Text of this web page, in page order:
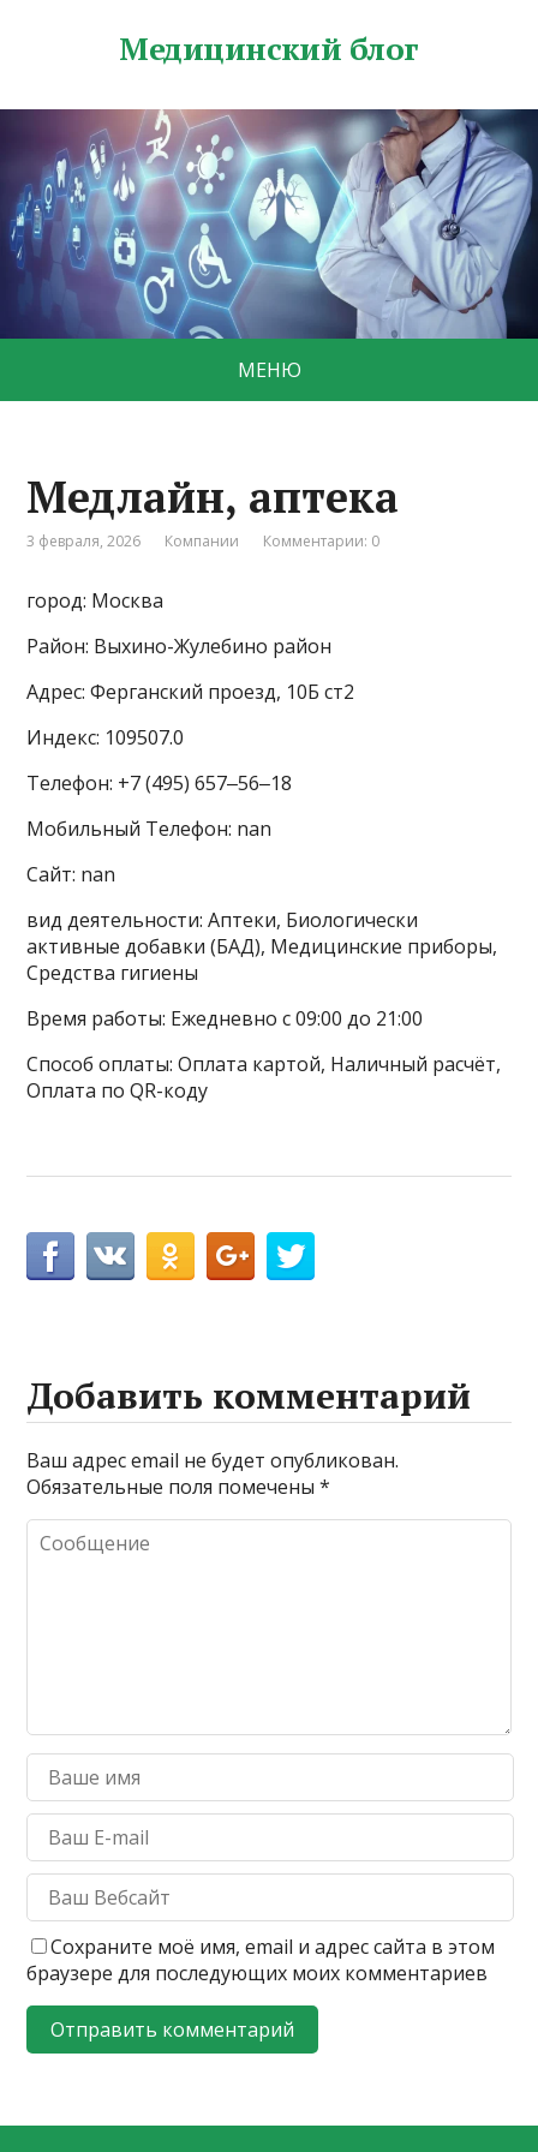
Медицинский блог
МЕНЮ
Медлайн, аптека
3 февраля, 2026 Компании Комментарии: 0
город: Москва
Район: Выхино-Жулебино район
Адрес: Ферганский проезд, 10Б ст2
Индекс: 109507.0
Телефон: +7 (495) 657‒56‒18
Мобильный Телефон: nan
Сайт: nan
вид деятельности: Аптеки, Биологически
активные добавки (БАД), Медицинские приборы,
Средства гигиены
Время работы: Ежедневно с 09:00 до 21:00
Способ оплаты: Оплата картой, Наличный расчёт,
Оплата по QR-коду
Добавить комментарий
Ваш адрес email не будет опубликован.
Обязательные поля помечены*
Сохраните моё имя, email и адрес сайта в этом
браузере для последующих моих комментариев